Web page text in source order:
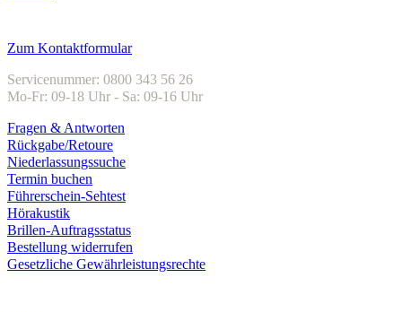
Zum Kontaktformular
Servicenummer: 0800 343 56 26
Mo-Fr: 09-18 Uhr - Sa: 09-16 Uhr
Fragen & Antworten
Rückgabe/Retoure
Niederlassungssuche
Termin buchen
Führerschein-Sehtest
Hörakustik
Brillen-Auftragsstatus
Bestellung widerrufen
Gesetzliche Gewährleistungsrechte